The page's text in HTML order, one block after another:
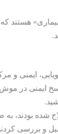
هستند که
ایمنی و
ایمنی در
و بررسی